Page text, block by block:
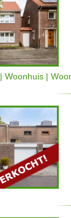
| Woonhuis |